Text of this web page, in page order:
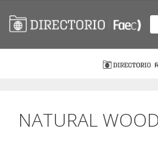
NATURAL WOOD